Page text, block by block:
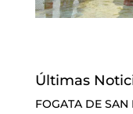
Últimas
FOGATA DE SAN